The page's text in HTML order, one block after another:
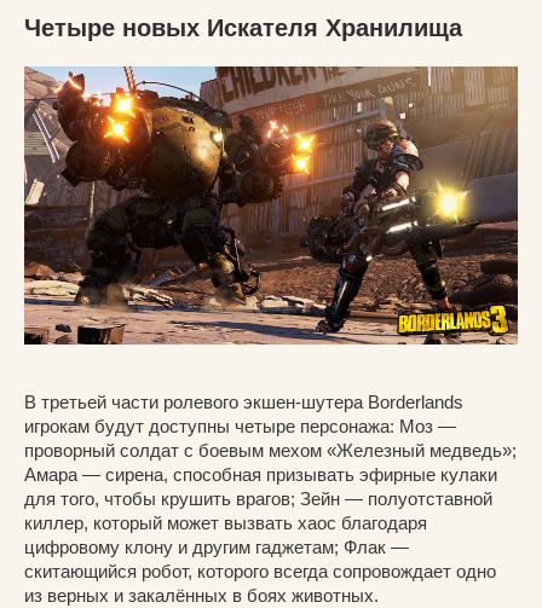
Четыре новых Искателя Хранилища
В третьей части ролевого экшен-шутера Borderlands
игрокам будут доступны четыре персонажа: Моз —
проворный солдат с боевым мехом «Железный медведь»;
Амара — сирена, способная призывать эфирные кулаки
для того, чтобы крушить врагов; Зейн — полуотставной
киллер, который может вызвать хаос благодаря
цифровому клону и другим гаджетам; Флак —
скитающийся робот, которого всегда сопровождает одно
из верных и закалённых в боях животных.